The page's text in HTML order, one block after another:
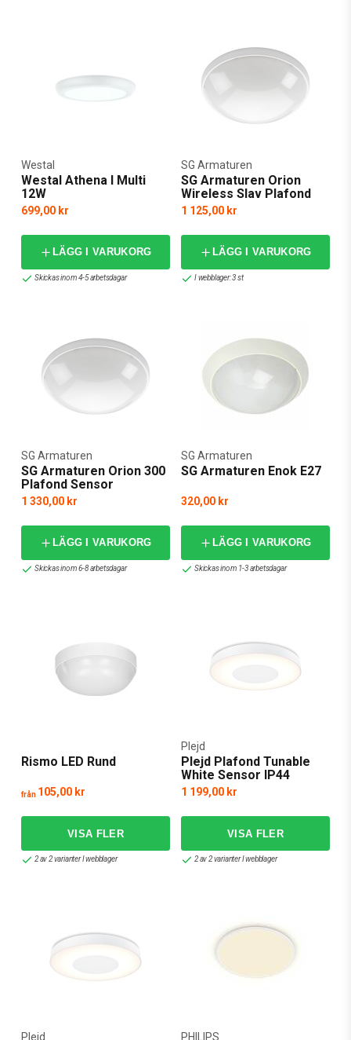
Westal Athena I Multi
12W
Westal
699,00 kr
LÄGG I VARUKORG
Skickas inom 4-5 arbetsdagar
SG Armaturen Orion
Wireless Slav Plafond
SG Armaturen
1 125,00 kr
LÄGG I VARUKORG
I webblager: 3 st
SG Armaturen Orion 300
Plafond Sensor
SG Armaturen
1 330,00 kr
LÄGG I VARUKORG
Skickas inom 6-8 arbetsdagar
SG Armaturen Enok E27
SG Armaturen
320,00 kr
LÄGG I VARUKORG
Skickas inom 1-3 arbetsdagar
Rismo LED Rund
från 105,00 kr
2 av 2 varianter I webblager
Plejd Plafond Tunable
White Sensor IP44
Plejd
1 199,00 kr
2 av 2 varianter I webblager
Plejd PHILIPS